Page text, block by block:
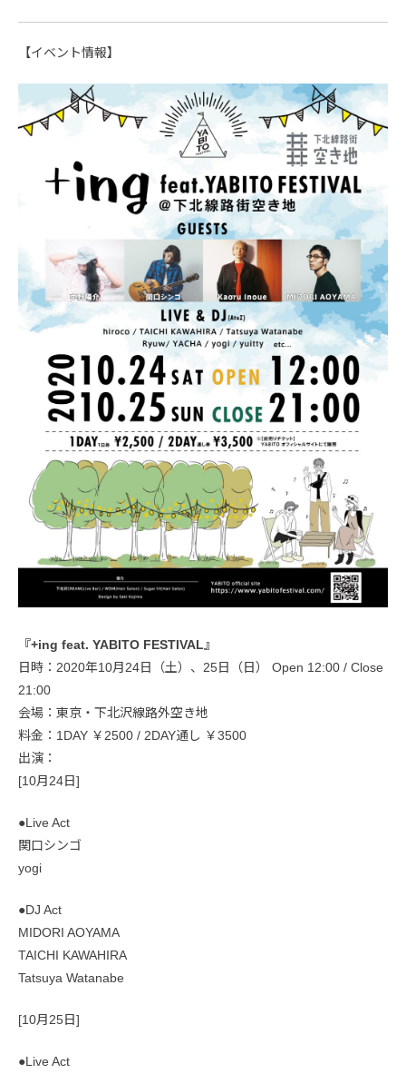
【イベント情報】
『+ing feat. YABITO FESTIVAL』
日時：2020年10月24日（土）、25日（日） Open 12:00 / Close
21:00
会場：東京・下北沢線路外空き地
料金：1DAY ￥2500 / 2DAY通し ￥3500
出演：
[10月24日]
●Live Act
関口シンゴ
yogi
●DJ Act
MIDORI AOYAMA
TAICHI KAWAHIRA
Tatsuya Watanabe
[10月25日]
●Live Act